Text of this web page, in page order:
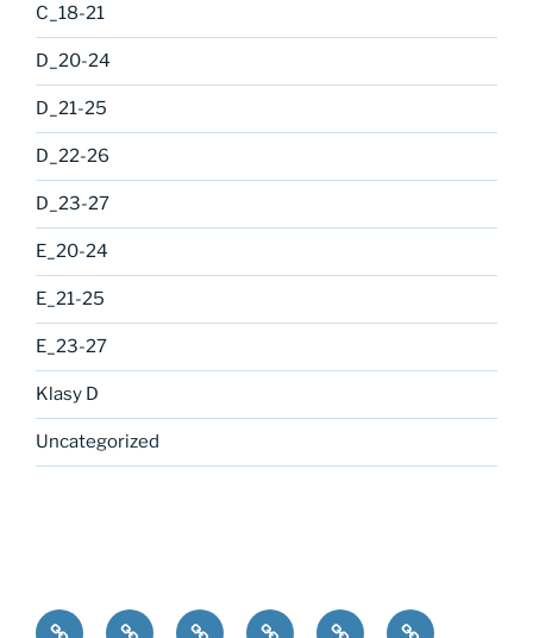
C_18-21
D_20-24
D_21-25
D_22-26
D_23-27
E_20-24
E_21-25
E_23-27
Klasy D
Uncategorized
bLOgowisko
Klasy Klasy Klasy Klasy Klasy